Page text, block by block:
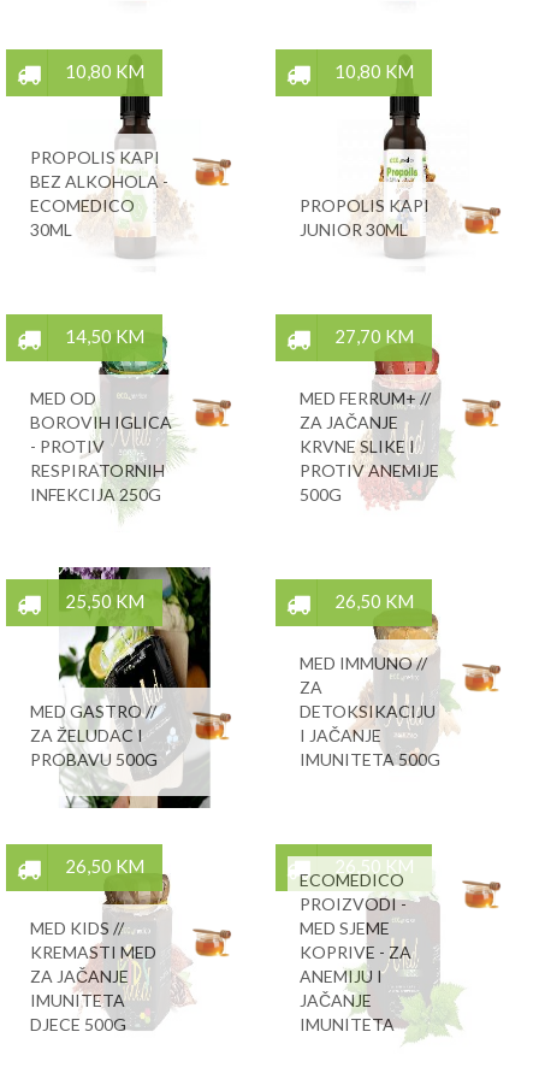
10,80 KM
PROPOLIS KAPI
BEZ ALKOHOLA -
ECOMEDICO
30ML
10,80 KM
PROPOLIS KAPI
JUNIOR 30ML
14,50 KM
MED OD
BOROVIH IGLICA
- PROTIV
RESPIRATORNIH
INFEKCIJA 250G
27,70 KM
MED FERRUM+ //
ZA JAČANJE
KRVNE SLIKE I
PROTIV ANEMIJE
500G
25,50 KM
MED GASTRO //
ZA ŽELUDAC I
PROBAVU 500G
26,50 KM
MED IMMUNO //
ZA
DETOKSIKACIJU
I JAČANJE
IMUNITETA 500G
26,50 KM
MED KIDS //
KREMASTI MED
ZA JAČANJE
IMUNITETA
DJECE 500G
26,50 KM
ECOMEDICO
PROIZVODI -
MED SJEME
KOPRIVE - ZA
ANEMIJU I
JAČANJE
IMUNITETA